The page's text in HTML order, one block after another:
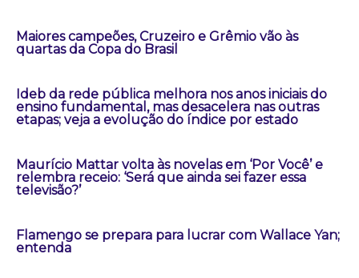
Maiores campeões, Cruzeiro e Grêmio vão às
quartas da Copa do Brasil
Ideb da rede pública melhora nos anos iniciais do
ensino fundamental, mas desacelera nas outras
etapas; veja a evolução do índice por estado
Maurício Mattar volta às novelas em ‘Por Você’ e
relembra receio: ‘Será que ainda sei fazer essa
televisão?’
Flamengo se prepara para lucrar com Wallace Yan;
entenda